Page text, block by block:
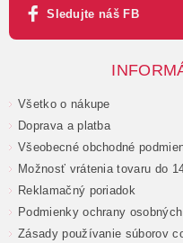
Sledujte náš FB
Všetko o nákupe
Doprava a platba
Všeobecné obchodné
Možnosť vrátenia tovaru do
Reklamačný poriadok
Podmienky ochrany
Zásady používanie súborov